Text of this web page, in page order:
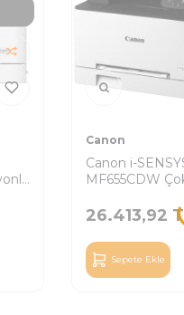
Canon
Canon i-
MF655CDW
26.413,92
Sepete Ekle